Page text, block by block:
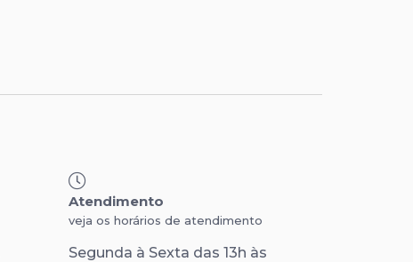
Atendimento
veja os horários de atendimento
Segunda à Sexta das 13h às